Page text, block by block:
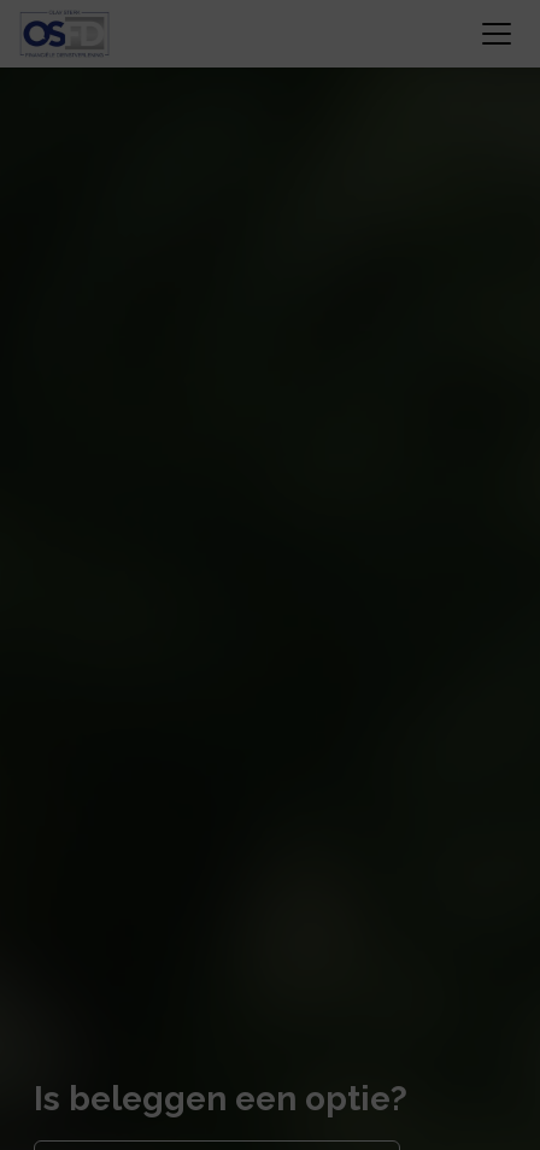
Is beleggen een optie?